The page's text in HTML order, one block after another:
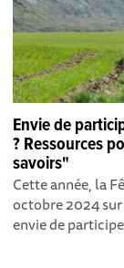
Envie de
? Ressources
savoirs"
Cette année, la
octobre 2024 sur
envie de